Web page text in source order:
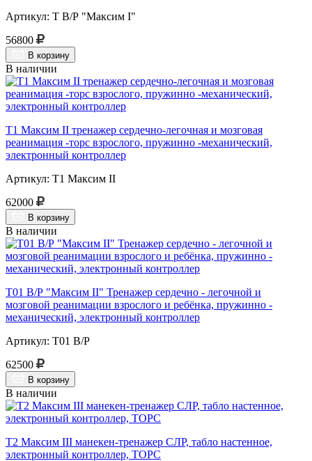
Артикул: Т В/Р "Максим I"
56800
В корзину
В наличии
Т1 Максим II тренажер сердечно-легочная и мозговая
реанимация -торс взрослого, пружинно -механический,
электронный контроллер
Артикул: Т1 Максим II
62000
В корзину
В наличии
Т01 В/Р "Максим II" Тренажер сердечно - легочной и
мозговой реанимации взрослого и ребёнка, пружинно -
механический, электронный контроллер
Артикул: Т01 В/Р
62500
В корзину
В наличии
Т2 Максим III манекен-тренажер СЛР, табло настенное,
электронный контроллер, ТОРС